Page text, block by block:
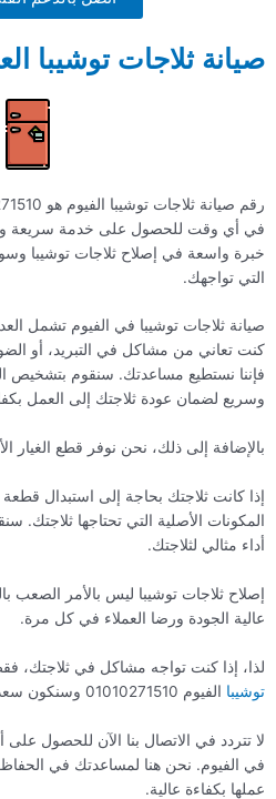
صيانة ثلاجات توشيبا
في أي وقت للحصول على خدمة سريعة
خبرة واسعة في إصلاح ثلاجات توشيبا
التي تواجهك.
صيانة ثلاجات توشيبا في الفيوم تشمل
كنت تعاني من مشاكل في التبريد، أو
فإننا نستطيع مساعدتك. سنقوم بتشخيص
وسريع لضمان عودة ثلاجتك إلى العمل
بالإضافة إلى ذلك، نحن نوفر قطع الغيار
إذا كانت ثلاجتك بحاجة إلى استبدال
المكونات الأصلية التي تحتاجها ثلاجتك.
أداء مثالي لثلاجتك.
إصلاح ثلاجات توشيبا ليس بالأمر الصعب
عالية الجودة ورضا العملاء في كل مرة.
لذا، إذا كنت تواجه مشاكل في ثلاجتك،
توشيبا الفيوم 01010271510 وسنكون سعداء بتقديم المساعدة.
لا تتردد في الاتصال بنا الآن للحصول
في الفيوم. نحن هنا لمساعدتك في
عملها بكفاءة عالية.